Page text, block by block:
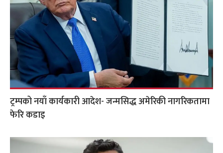
ट्रम्पको नयाँ कार्यकारी आदेश- जन्मसिद्ध अमेरिकी नागरिकतामा
फेरि कडाइ